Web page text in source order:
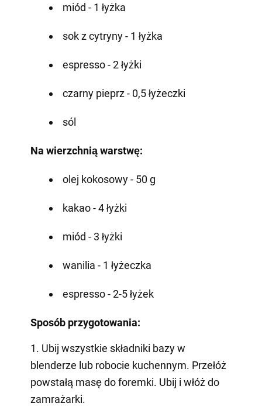
miód - 1 łyżka
sok z cytryny - 1 łyżka
espresso - 2 łyżki
czarny pieprz - 0,5 łyżeczki
sól
Na wierzchnią warstwę:
olej kokosowy - 50 g
kakao - 4 łyżki
miód - 3 łyżki
wanilia - 1 łyżeczka
espresso - 2-5 łyżek
Sposób przygotowania:
1. Ubij wszystkie składniki bazy w
blenderze lub robocie kuchennym. Przełóż
powstałą masę do foremki. Ubij i włóż do
zamrażarki.